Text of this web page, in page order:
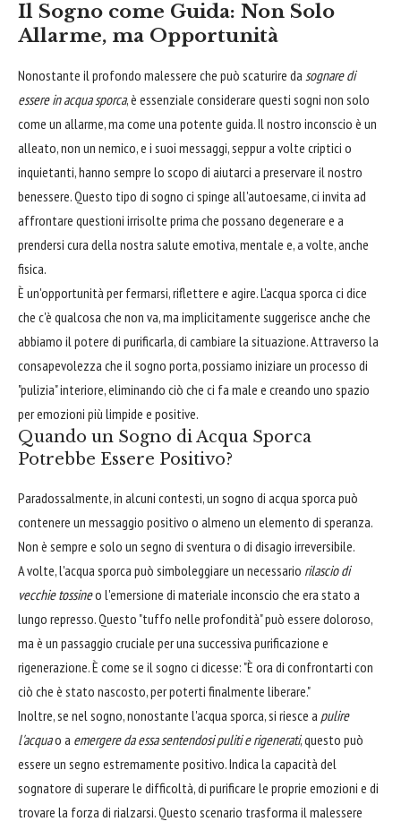
Il Sogno come Guida: Non Solo
Allarme, ma Opportunità
Nonostante il profondo malessere che può scaturire da sognare di
essere in acqua sporca, è essenziale considerare questi sogni non solo
come un allarme, ma come una potente guida. Il nostro inconscio è un
alleato, non un nemico, e i suoi messaggi, seppur a volte criptici o
inquietanti, hanno sempre lo scopo di aiutarci a preservare il nostro
benessere. Questo tipo di sogno ci spinge all'autoesame, ci invita ad
affrontare questioni irrisolte prima che possano degenerare e a
prendersi cura della nostra salute emotiva, mentale e, a volte, anche
fisica.
È un'opportunità per fermarsi, riflettere e agire. L'acqua sporca ci dice
che c'è qualcosa che non va, ma implicitamente suggerisce anche che
abbiamo il potere di purificarla, di cambiare la situazione. Attraverso la
consapevolezza che il sogno porta, possiamo iniziare un processo di
"pulizia" interiore, eliminando ciò che ci fa male e creando uno spazio
per emozioni più limpide e positive.
Quando un Sogno di Acqua Sporca
Potrebbe Essere Positivo?
Paradossalmente, in alcuni contesti, un sogno di acqua sporca può
contenere un messaggio positivo o almeno un elemento di speranza.
Non è sempre e solo un segno di sventura o di disagio irreversibile.
A volte, l'acqua sporca può simboleggiare un necessario rilascio di
vecchie tossineo l'emersione di materiale inconscio che era stato a
lungo represso. Questo "tuffo nelle profondità" può essere doloroso,
ma è un passaggio cruciale per una successiva purificazione e
rigenerazione. È come se il sogno ci dicesse: "È ora di confrontarti con
ciò che è stato nascosto, per poterti finalmente liberare."
Inoltre, se nel sogno, nonostante l'acqua sporca, si riesce a pulire
l'acquao a emergere da essa sentendosi puliti e rigenerati, questo può
essere un segno estremamente positivo. Indica la capacità del
sognatore di superare le difficoltà, di purificare le proprie emozioni e di
trovare la forza di rialzarsi. Questo scenario trasforma il malessere